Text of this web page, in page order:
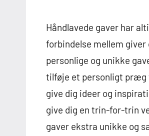
Håndlavede gaver har
forbindelse mellem
personlige og unikke
tilføje et personligt præg
give dig ideer og
give dig en trin-for-trin
gaver ekstra unikke og